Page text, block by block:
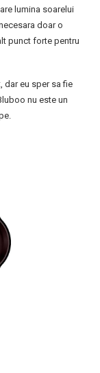
lumina soarelui
doar o
punct forte pentru
dar eu sper sa fie
nu este un